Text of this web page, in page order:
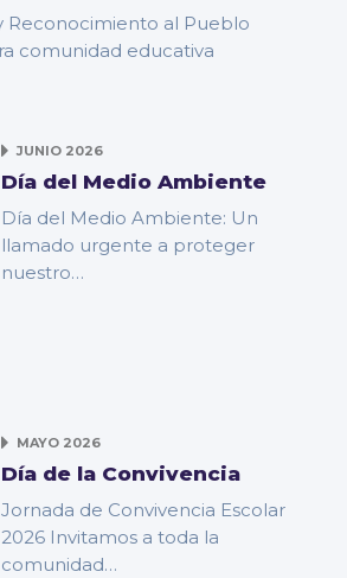
Reconocimiento al Pueblo
comunidad educativa
JUNIO 2026
Día del Medio Ambiente
Día del Medio Ambiente: Un
llamado urgente a proteger
nuestro…
MAYO 2026
Día de la Convivencia
Jornada de Convivencia Escolar
2026 Invitamos a toda la
comunidad…